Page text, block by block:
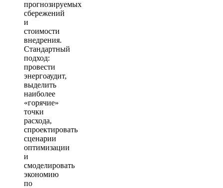
прогнозируемых
сбережений
и
стоимости
внедрения.
Стандартный
подход:
провести
энергоаудит,
выделить
наиболее
«горячие»
точки
расхода,
спроектировать
сценарии
оптимизации
и
смоделировать
экономию
по